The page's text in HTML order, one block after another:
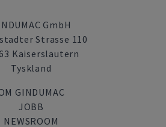
GmbH
Strasse 110
Kaiserslautern
Tyskland
GINDUMAC
JOBB
NEWSROOM